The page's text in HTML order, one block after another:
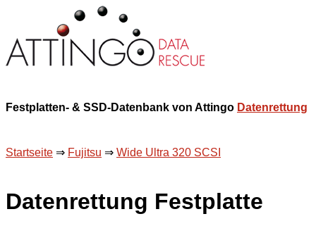
Festplatten- & SSD-Datenbank von Attingo Datenrettung
Startseite ⇒ Fujitsu ⇒ Wide Ultra 320 SCSI
Datenrettung Festplatte